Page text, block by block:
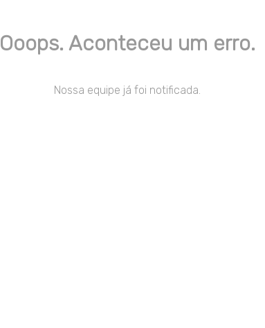
Ooops. Aconteceu um erro.
Nossa equipe já foi notificada.